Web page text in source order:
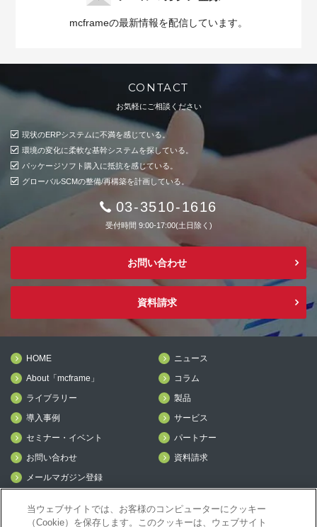
mcframeの最新情報を配信しています。
CONTACT
お気軽にご相談ください
現状のERPシステムに不満を感じている。
環境の変化に柔軟な基幹システムを探している。
パッケージソフト購入に抵抗を感じている。
グローバルSCMの整備/再構築を計画している。
03-3510-1616
受付時間 9:00-17:00(土日除く)
お問い合わせ
資料請求
HOME
ニュース
About「mcframe」
コラム
ライブラリー
製品
導入事例
サービス
セミナー・イベント
パートナー
お問い合わせ
資料請求
メールマガジン登録
当ウェブサイトでは、お客様のコンピューターにクッキー
（Cookie）を保存します。このクッキーは、ウェブサイト